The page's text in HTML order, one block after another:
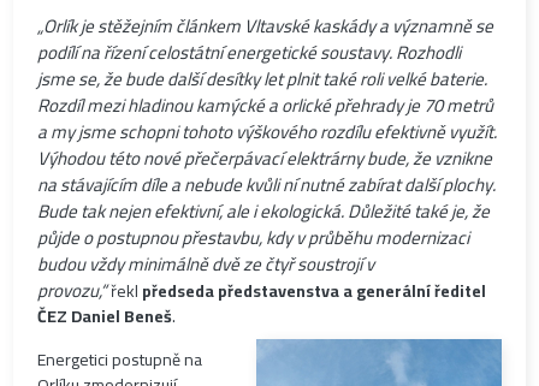
„Orlík je stěžejním článkem Vltavské kaskády a významně se
podílí na řízení celostátní energetické soustavy. Rozhodli
jsme se, že bude další desítky let plnit také roli velké baterie.
Rozdíl mezi hladinou kamýcké a orlické přehrady je 70 metrů
a my jsme schopni tohoto výškového rozdílu efektivně využít.
Výhodou této nové přečerpávací elektrárny bude, že vznikne
na stávajícím díle a nebude kvůli ní nutné zabírat další plochy.
Bude tak nejen efektivní, ale i ekologická. Důležité také je, že
půjde o postupnou přestavbu, kdy v průběhu modernizaci
budou vždy minimálně dvě ze čtyř soustrojí v
provozu,“řeklpředseda představenstva a generální ředitel
ČEZ Daniel Beneš.
Energetici postupně na